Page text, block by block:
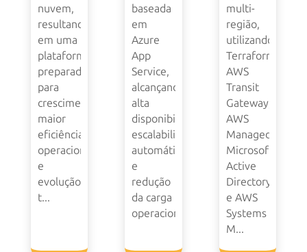
nuvem,
resultando
em uma
plataforma
preparada
para
crescimento,
maior
eficiência
operacional
e
evolução
t...
baseada
em
Azure
App
Service,
alcançando
alta
disponibilidade,
escalabilidade
automática
e
redução
da carga
operacional.
multi-
região,
utilizando
Terraform,
AWS
Transit
Gateway,
AWS
Managed
Microsoft
Active
Directory
e AWS
Systems
M...